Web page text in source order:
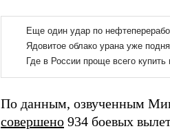
По данным, озвученным
совершено 934 боевых